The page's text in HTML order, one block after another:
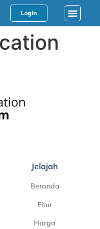
Login
Jelajah
Beranda
Fitur
Harga